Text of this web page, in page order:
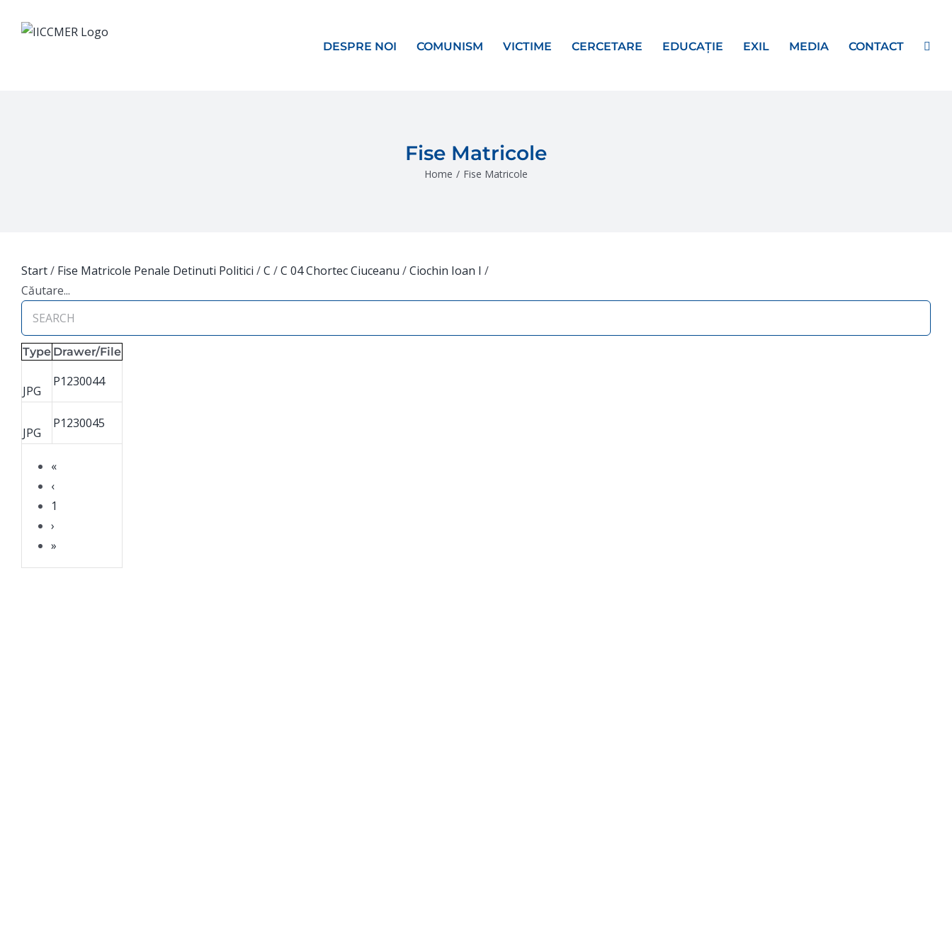
DESPRE NOI COMUNISM VICTIME CERCETARE EDUCAȚIE EXIL MEDIA CONTACT
Fise Matricole
Home / Fise Matricole
Start/ Fise Matricole Penale Detinuti Politici /C /C 04 Chortec Ciuceanu /Ciochin Ioan I /
Căutare...
Type Drawer/File
«
‹
1
›
»
JPG
P1230044
JPG
P1230045